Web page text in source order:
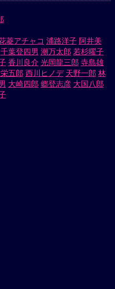
かり不意討ちで重傷を負
た助六は、そこで尼僧姿の
に美雪は、自分を真に愛し
六は深傷にたまらず美雪の
った。
菱アチャコ 浦路洋子 阿井美
千葉登四男 潮万太郎 若杉曜子
香川良介 光岡龍三郎 寺島雄
五郎 西川ヒノデ 天野一郎 林
大崎四郎 郷登志彦 大国八郎